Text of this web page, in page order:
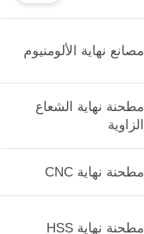
مصانع نهاية الألومنيوم
مطحنة نهاية الشعاع
الزاوية
مطحنة نهاية CNC
مطحنة نهاية HSS